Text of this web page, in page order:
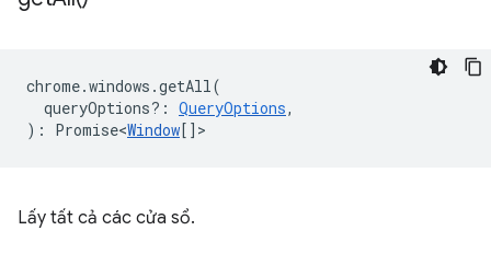
chrome.windows .getAll(
queryOptions? : QueryOptions,
) : Promise<Window[] >
Lấy tất cả các cửa sổ.